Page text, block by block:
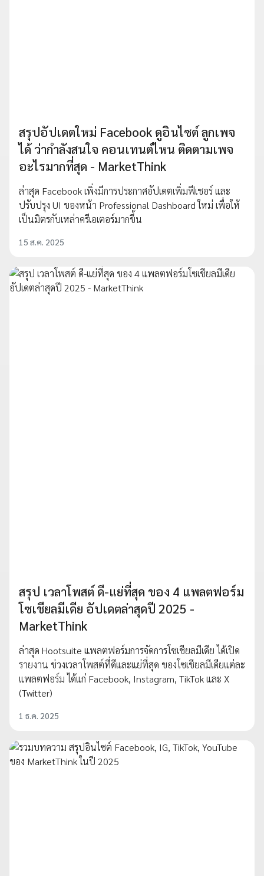
สรุปอัปเดตใหม่ Facebook ดูอินไซต์ ลูกเพจ
ได้ ว่ากำลังสนใจ คอนเทนต์ไหน ติดตามเพจ
อะไรมากที่สุด - MarketThink
ล่าสุด Facebook เพิ่งมีการประกาศอัปเดตเพิ่มฟีเชอร์ และ
ปรับปรุง UI ของหน้า Professional Dashboard ใหม่ เพื่อให้
เป็นมิตรกับเหล่าครีเอเตอร์มากขึ้น
15 ส.ค. 2025
สรุป เวลาโพสต์ ดี-แย่ที่สุด ของ 4 แพลตฟอร์ม
โซเชียลมีเดีย อัปเดตล่าสุดปี 2025 -
MarketThink
ล่าสุด Hootsuite แพลตฟอร์มการจัดการโซเชียลมีเดีย ได้เปิด
รายงาน ช่วงเวลาโพสต์ที่ดีและแย่ที่สุด ของโซเชียลมีเดียแต่ละ
แพลตฟอร์ม ได้แก่ Facebook, Instagram, TikTok และ X
(Twitter)
1 ธ.ค. 2025